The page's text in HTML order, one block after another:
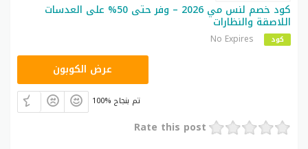
كود خصم لنس مي 2026 – وفر حتى 50% على العدسات
اللاصقة والنظارات
كود No Expires
عرض الكوبون
100% تم بنجاح
Rate this post